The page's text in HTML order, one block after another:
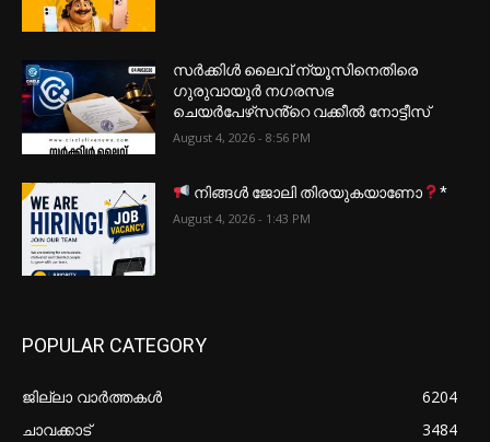
സർക്കിൾ ലൈവ് ന്യൂസിനെതിരെ
ഗുരുവായൂർ നഗരസഭ
ചെയർപേഴ്‌സൻ്റെ വക്കീൽ നോട്ടീസ്
August 4, 2026 - 8:56 PM
നിങ്ങൾ ജോലി തിരയുകയാണോ *
August 4, 2026 - 1:43 PM
POPULAR CATEGORY
ജില്ലാ വാർത്തകൾ
6204
ചാവക്കാട്
3484